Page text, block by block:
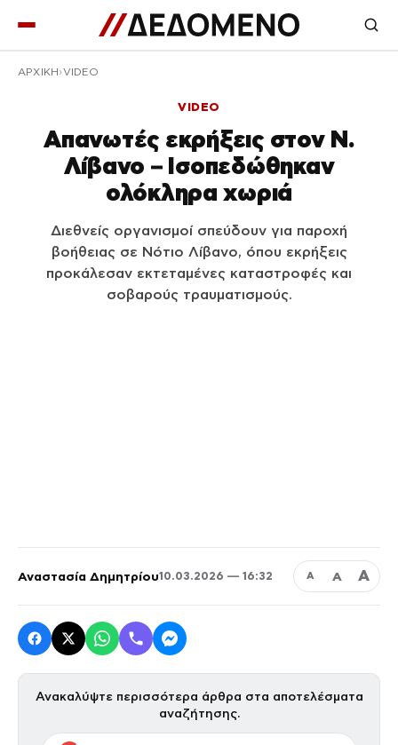
ΑΡΧΙΚΉ VIDEO
VIDEO
Απανωτές εκρήξεις στον Ν.
Λίβανο – Ισοπεδώθηκαν
ολόκληρα χωριά
Διεθνείς οργανισμοί σπεύδουν για παροχή
βοήθειας σε Νότιο Λίβανο, όπου εκρήξεις
προκάλεσαν εκτεταμένες καταστροφές και
σοβαρούς τραυματισμούς.
Αναστασία Δημητρίου10.03.2026 — 16:32 Α Α Α
Ανακαλύψτε περισσότερα άρθρα στα αποτελέσματα
αναζήτησης.